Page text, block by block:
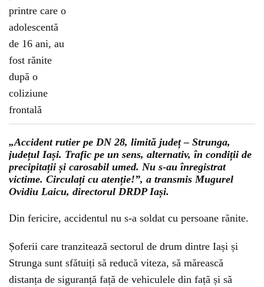
„Accident rutier pe DN 28, limită județ – Strunga,
județul Iași. Trafic pe un sens, alternativ, în condiții de
precipitații și carosabil umed. Nu s-au înregistrat
victime. Circulați cu atenție!”, a transmis Mugurel
Ovidiu Laicu, directorul DRDP Iași.
Din fericire, accidentul nu s-a soldat cu persoane rănite.
Șoferii care tranzitează sectorul de drum dintre Iași și
Strunga sunt sfătuiți să reducă viteza, să mărească
distanța de siguranță față de vehiculele din față și să